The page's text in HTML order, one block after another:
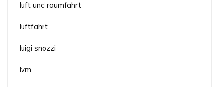
luft und raumfahrt
luftfahrt
luigi snozzi
lvm